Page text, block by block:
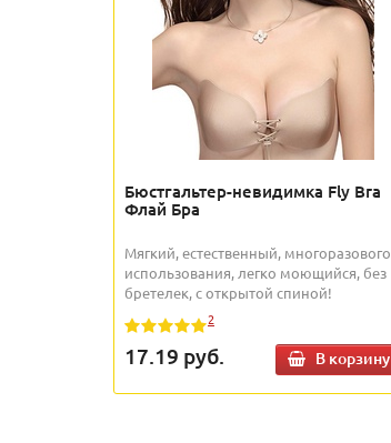
Бюстгальтер-невидимка Fly Bra
Флай Бра
Мягкий, естественный, многоразового
использования, легко моющийся, без
бретелек, с открытой спиной!
2
17.19 руб. В корзину